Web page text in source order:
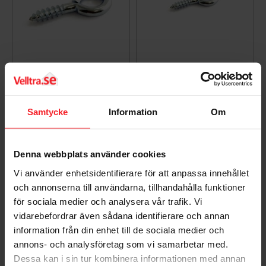
Samtycke Information Om
Denna webbplats använder cookies
Vi använder enhetsidentifierare för att anpassa innehållet
och annonserna till användarna, tillhandahålla funktioner
för sociala medier och analysera vår trafik. Vi
vidarebefordrar även sådana identifierare och annan
information från din enhet till de sociala medier och
annons- och analysföretag som vi samarbetar med.
Dessa kan i sin tur kombinera informationen med annan
Skrueløkke 1, 35mm
Elzink, Habo 48819
27
Skrueløkke 1 Galv,
5stk, Habo 71324